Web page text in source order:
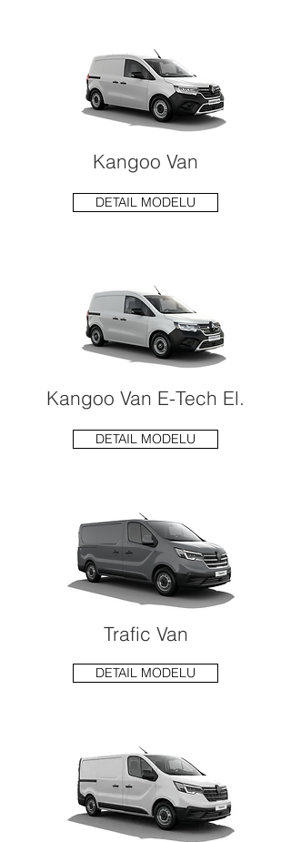
Kangoo Van
DETAIL MODELU
Kangoo Van E-Tech El.
DETAIL MODELU
Trafic Van
DETAIL MODELU